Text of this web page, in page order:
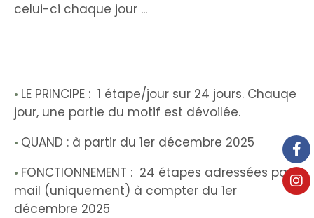
celui-ci chaque jour ...
• LE PRINCIPE : 1 étape/jour sur 24 jours. Chauqe
jour, une partie du motif est dévoilée.
• QUAND : à partir du 1er décembre 2025
• FONCTIONNEMENT : 24 étapes adressées par
mail (uniquement) à compter du 1er
décembre 2025